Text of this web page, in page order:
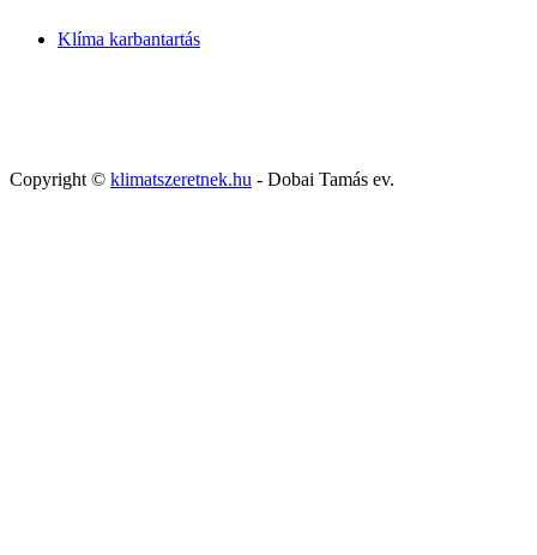
Klíma karbantartás
Copyright © klimatszeretnek.hu - Dobai Tamás ev.